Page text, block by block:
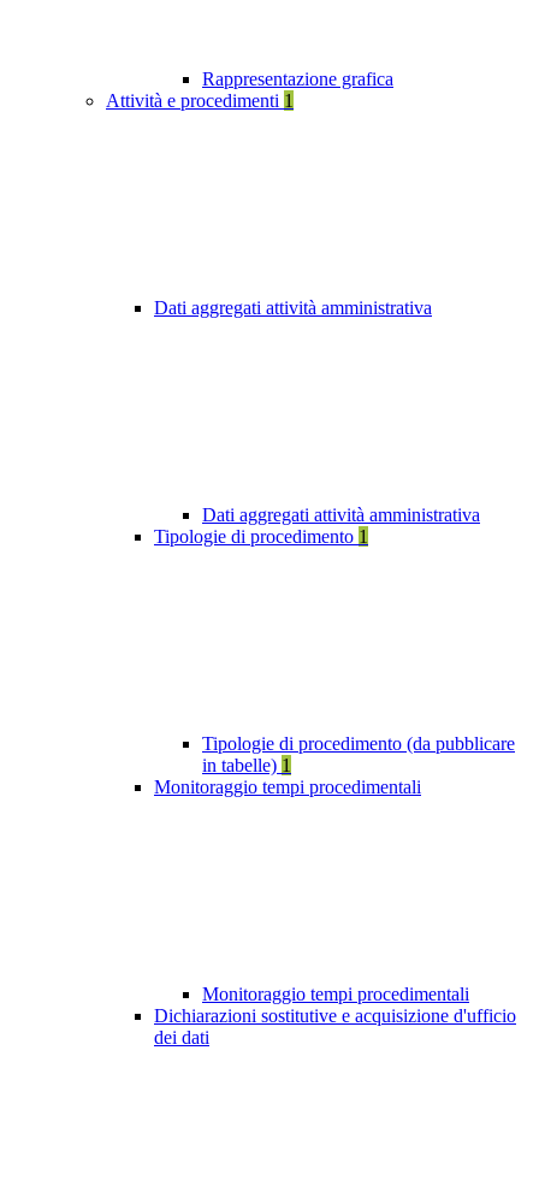
Rappresentazione grafica
Attività e procedimenti 1
Dati aggregati attività amministrativa
Dati aggregati attività amministrativa
Tipologie di procedimento 1
Tipologie di procedimento (da pubblicare
in tabelle) 1
Monitoraggio tempi procedimentali
Monitoraggio tempi procedimentali
Dichiarazioni sostitutive e acquisizione d'ufficio
dei dati